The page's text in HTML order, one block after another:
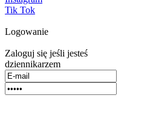
Tik Tok
Logowanie
Zaloguj się jeśli jesteś
dziennikarzem